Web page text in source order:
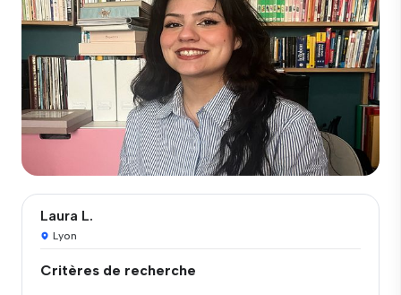
Laura L.
Lyon
Critères de recherche